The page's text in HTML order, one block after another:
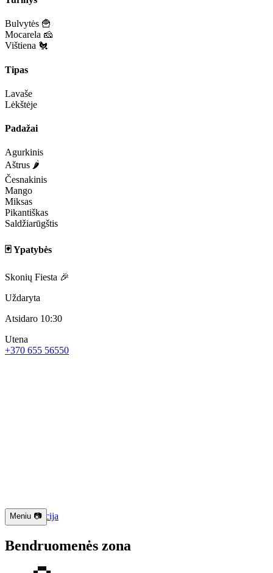
Bulvytės 🍟
Mocarela 🧀
Vištiena 🐔
Tipas
Lavaše
Lėkštėje
Padažai
Agurkinis
Aštrus 🌶️
Česnakinis
Mango
Miksas
Pikantiškas
Saldžiarūgštis
🃏 Ypatybės
Skonių Fiesta 🎉
Uždaryta
Atsidaro 10:30
Utena
+370 655 56550
📱 Navigacija
Meniu 📷
Bendruomenės zona